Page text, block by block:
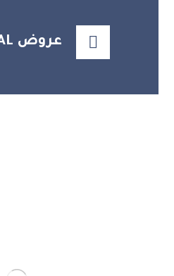
عروض SUN CAPITAL